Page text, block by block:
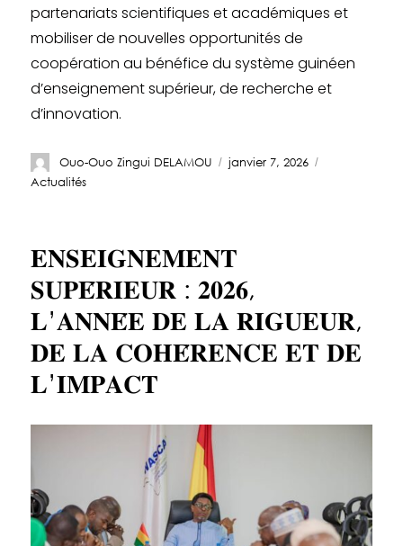
partenariats scientifiques et académiques et
mobiliser de nouvelles opportunités de
coopération au bénéfice du système guinéen
d’enseignement supérieur, de recherche et
d’innovation.
Ouo-Ouo Zingui DELAMOU
janvier 7, 2026
Actualités
𝐄𝐍𝐒𝐄𝐈𝐆𝐍𝐄𝐌𝐄𝐍𝐓
𝐒𝐔𝐏𝐄́𝐑𝐈𝐄𝐔𝐑 : 𝟐𝟎𝟐𝟔,
𝐋’𝐀𝐍𝐍𝐄́𝐄 𝐃𝐄 𝐋𝐀 𝐑𝐈𝐆𝐔𝐄𝐔𝐑,
𝐃𝐄 𝐋𝐀 𝐂𝐎𝐇𝐄́𝐑𝐄𝐍𝐂𝐄 𝐄𝐓 𝐃𝐄
𝐋’𝐈𝐌𝐏𝐀𝐂𝐓